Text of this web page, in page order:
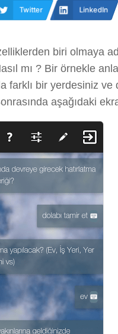
Twitter LinkedIn
biri olmaya
mı ? Bir örnekle
farklı bir yerdesiniz
aşağıdaki